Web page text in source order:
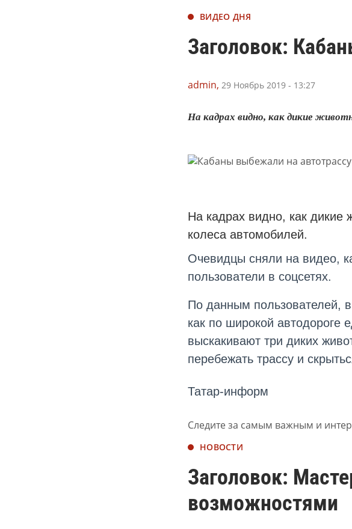
ВИДЕО ДНЯ
Заголовок:
admin, 29 Ноябрь 2019 - 13:27
На кадрах видно, как дикие
На кадрах видно, как дикие
колеса автомобилей.
Очевидцы сняли на видео,
пользователи в соцсетях.
По данным пользователей,
как по широкой автодороге
выскакивают три диких
перебежать трассу и
Татар-информ
Следите за самым важным и
НОВОСТИ
Заголовок:
возможностями